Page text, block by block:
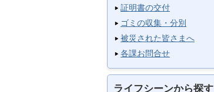
証明書の交付
ゴミの収集・分別
被災された皆さまへ
各課お問合せ
ライフシーンから探す